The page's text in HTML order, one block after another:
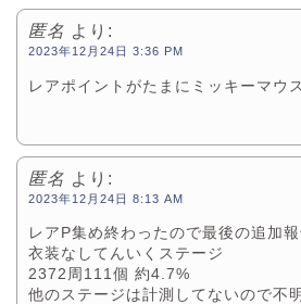
匿名 より:
2023年12月24日 3:36 PM
レアポイントがたまにミッキーマウ
匿名 より:
2023年12月24日 8:13 AM
レアP集め終わったので最後の追加
衣装なしてんいくステージ
2372周111個 約4.7%
他のステージは計測してないので不